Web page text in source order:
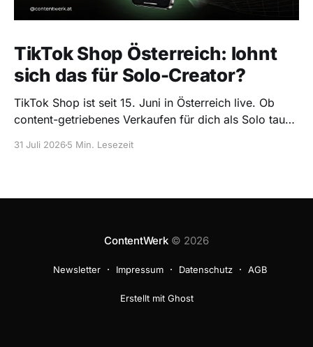
TikTok Shop Österreich: lohnt
sich das für Solo-Creator?
TikTok Shop ist seit 15. Juni in Österreich live. Ob
content-getriebenes Verkaufen für dich als Solo taugt,
31 Juli 20265 Min. Lesezeit
ContentWerk© 2026
Newsletter Impressum Datenschutz AGB
Erstellt mit Ghost